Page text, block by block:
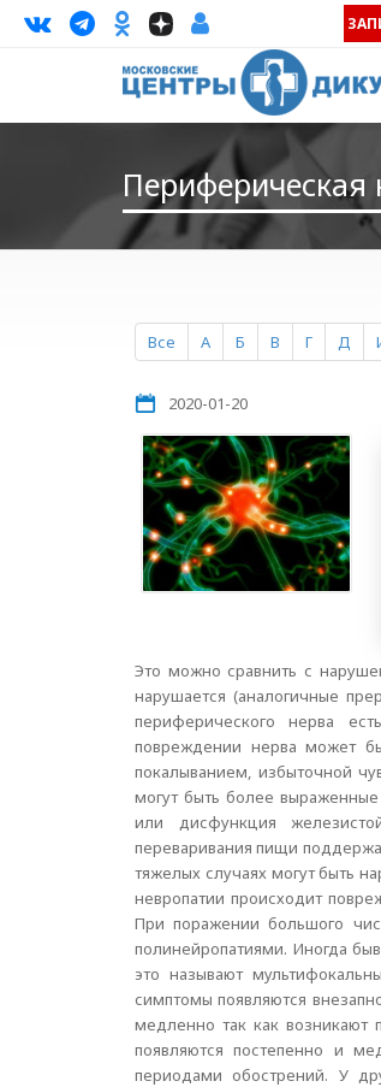
Периферическая
Все А Б В Г Д
2020-01-20
Это можно сравнить с
нарушается (аналогичные
периферического нерва
повреждении нерва может
покалыванием, избыточной
могут быть более
или дисфункция
переваривания пищи
тяжелых случаях могут быть
невропатии происходит
При поражении большого
полинейропатиями. Иногда
это называют
симптомы появляются
медленно так как
появляются постепенно и
периодами обострений. У